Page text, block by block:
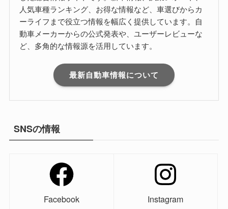
人気車種ランキング、お得な情報など、車選びからカ
ーライフまで役立つ情報を幅広く提供しています。自
動車メーカーからの公式発表や、ユーザーレビューな
ど、多角的な情報源を活用しています。
最新自動車情報について
SNSの情報
Facebook Instagram